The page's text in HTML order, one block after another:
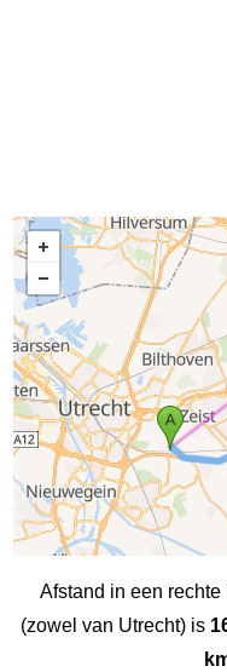
Afstand in een
(zowel van Utrecht) is